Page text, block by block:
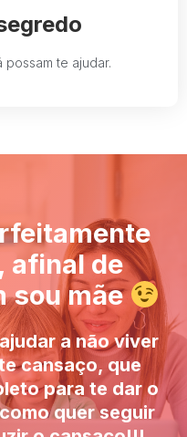
possam te ajudar.
afinal de
sou mãe
a não viver
cansaço, que
para te dar o
quer seguir